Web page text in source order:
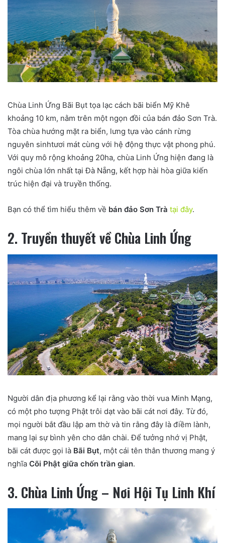
Chùa Linh Ứng Bãi Bụt tọa lạc cách bãi biển Mỹ Khê
khoảng 10 km, nằm trên một ngọn đồi của bán đảo Sơn Trà.
Tòa chùa hướng mặt ra biển, lưng tựa vào cánh rừng
nguyên sinhtươi mát cùng với hệ động thực vật phong phú.
Với quy mô rộng khoảng 20ha, chùa Linh Ứng hiện đang là
ngôi chùa lớn nhất tại Đà Nẵng, kết hợp hài hòa giữa kiến
trúc hiện đại và truyền thống.
Bạn có thể tìm hiểu thêm về bán đảo Sơn Trà tại đây.
2. Truyền thuyết về Chùa Linh Ứng
Người dân địa phương kể lại rằng vào thời vua Minh Mạng,
có một pho tượng Phật trôi dạt vào bãi cát nơi đây. Từ đó,
mọi người bắt đầu lập am thờ và tin rằng đây là điềm lành,
mang lại sự bình yên cho dân chài. Để tưởng nhớ vị Phật,
bãi cát được gọi là Bãi Bụt, một cái tên thân thương mang ý
nghĩa Cõi Phật giữa chốn trần gian.
3. Chùa Linh Ứng – Nơi Hội Tụ Linh Khí